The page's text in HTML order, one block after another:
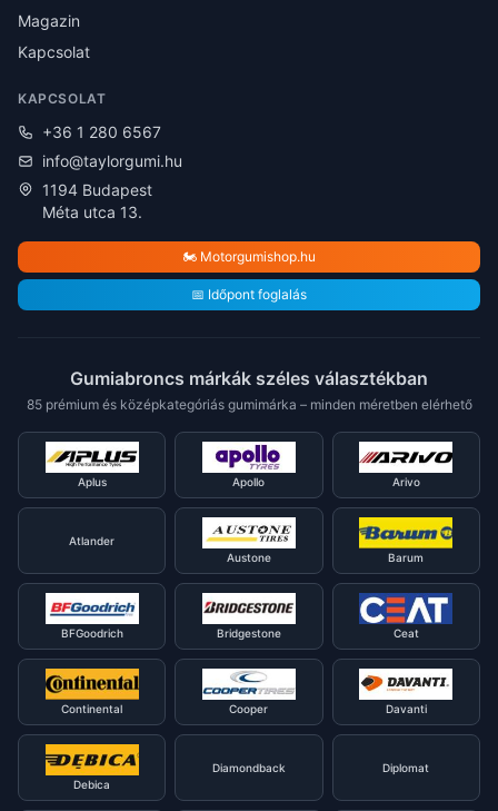
Magazin
Kapcsolat
KAPCSOLAT
+36 1 280 6567
info@taylorgumi.hu
1194 Budapest
Méta utca 13.
🏍️ Motorgumishop.hu
📅 Időpont foglalás
Gumiabroncs márkák széles választékban
85 prémium és középkategóriás gumimárka – minden méretben elérhető
Aplus Apollo Arivo
Atlander
Austone
Barum
BFGoodrich Bridgestone Ceat
Continental Cooper Davanti
Debica
Diamondback Diplomat